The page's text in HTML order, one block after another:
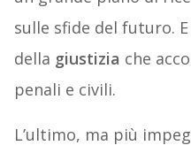
sulle sfide del futuro.
della giustizia che
penali e civili.
L’ultimo, ma più